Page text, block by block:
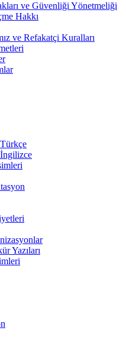
ve Güvenliği Yönetmeliği
Hakkı
ve Refakatçi Kuralları
Türkçe
İngilizce
Yazıları